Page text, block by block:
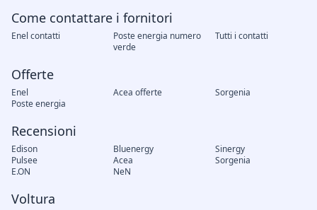
Come contattare i fornitori
Enel contatti
Poste energia numero
verde
Tutti i contatti
Offerte
Enel Acea offerte
Sorgenia
Poste energia
Recensioni
Edison Bluenergy
Sinergy
Pulsee
Acea
Sorgenia
E.ON
NeN
Voltura